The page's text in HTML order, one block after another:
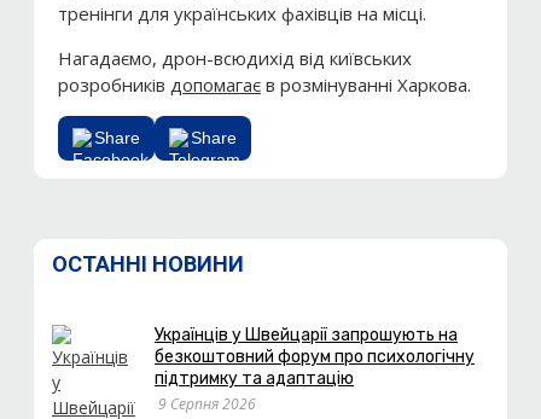
тренінги для українських фахівців на місці.
Нагадаємо, дрон-всюдихід від київських
розробників допомагає в розмінуванні Харкова.
Share Share
ОСТАННІ НОВИНИ
Українців у Швейцарії запрошують на
безкоштовний форум про психологічну
підтримку та адаптацію
9 Серпня 2026